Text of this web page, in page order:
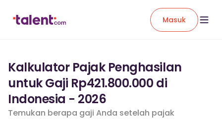
Masuk
Kalkulator Pajak Penghasilan
untuk Gaji Rp421.800.000 di
Indonesia - 2026
Temukan berapa gaji Anda setelah pajak